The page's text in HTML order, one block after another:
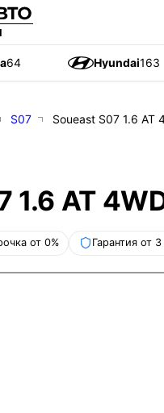
64 Hyundai163
S07 Soueast S07 1.6 AT
1.6 AT
от 0% Гарантия от